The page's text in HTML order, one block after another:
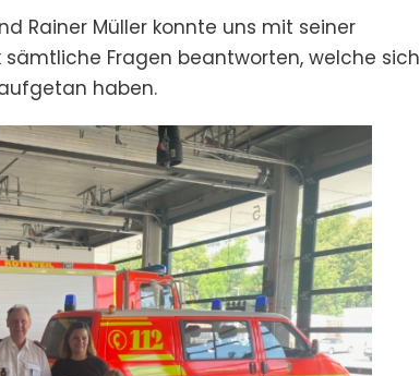
Rainer Müller konnte uns mit seiner
Fragen beantworten, welche sich
aufgetan haben.